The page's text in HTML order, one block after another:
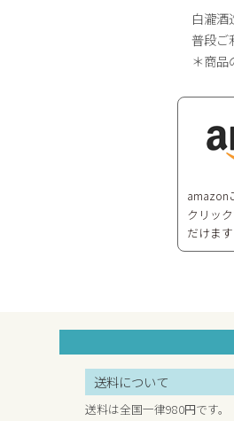
白瀧酒
普段ご
＊商品
amazon
クリッ
だけます
送料について
送料は全国一律980円です。